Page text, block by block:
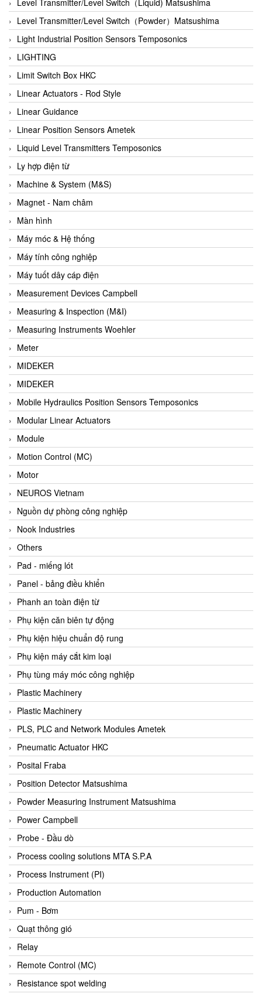
Autec
Auto Flow
Automatic valve
Aventics
Avproglobal
Axiomtek
AZBIL
B&C Electronics
B&R
Babcok wilcox
Baelz Automatic Vietnam
Bahr Modultechnik Vietnam
Balluff
BamBo Vietnam
Barel Vietnam
Barksdale
Bartec
Basco
Baumer
Baumuller Vietnam
Baykee
BBC Bircher Smart Access
BCS ITALY
BEA SENSORS
Beacon Extender
Beckhoff
Bedook
Bei Sensor
Beijer
Beinlich-pumps
Beka
BEKO
Belimo
Benetech Vietnam
Bently Nevada
Bentone Vietnam
Bernstein Vietnam
Berthold
Bestech
Bestech
BETA
Bifold
Bihl+wiedemann
Bihl+wiedemann
Bilz
Binder Connector
Biotech
BirdX Vietnam
BK Vibro
Black Box
BlackBox Vietnam
BLAGDON PUMP
Bloom Engineering
Boneng
Level Transmitter/Level Switch（Powder）Matsushima
Light Industrial Position Sensors Temposonics
LIGHTING
Limit Switch Box HKC
Linear Actuators - Rod Style
Linear Guidance
Linear Position Sensors Ametek
Liquid Level Transmitters Temposonics
Ly hợp điện từ
Machine & System (M&S)
Magnet - Nam châm
Màn hình
Máy móc & Hệ thống
Máy tính công nghiệp
Máy tuốt dây cáp điện
Measurement Devices Campbell
Measuring & Inspection (M&I)
Measuring Instruments Woehler
Meter
MIDEKER
MIDEKER
Mobile Hydraulics Position Sensors Temposonics
Modular Linear Actuators
Module
Motion Control (MC)
Motor
NEUROS Vietnam
Nguồn dự phòng công nghiệp
Nook Industries
Others
Pad - miếng lót
Panel - bảng điều khiển
Phanh an toàn điện từ
Phụ kiện căn biên tự động
Phụ kiện hiệu chuẩn độ rung
Phụ kiện máy cắt kim loại
Phụ tùng máy móc công nghiệp
Plastic Machinery
Plastic Machinery
PLS, PLC and Network Modules Ametek
Pneumatic Actuator HKC
Posital Fraba
Position Detector Matsushima
Powder Measuring Instrument Matsushima
Power Campbell
Probe - Đầu dò
Process cooling solutions MTA S.P.A
Process Instrument (PI)
Production Automation
Pum - Bơm
Quạt thông gió
Relay
Remote Control (MC)
Resistance spot welding